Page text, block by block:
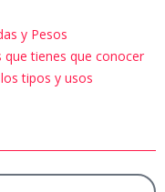
y Pesos
que tienes que conocer
tipos y usos